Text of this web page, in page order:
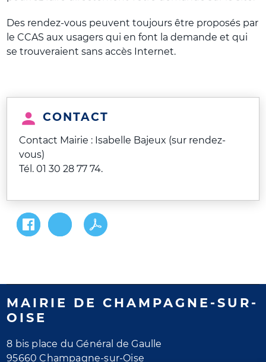
Des rendez-vous peuvent toujours être proposés par
le CCAS aux usagers qui en font la demande et qui
se trouveraient sans accès Internet.
CONTACT
Contact Mairie : Isabelle Bajeux (sur rendez-
vous)
Tél. 01 30 28 77 74.
MAIRIE DE CHAMPAGNE-SUR-
OISE
8 bis place du Général de Gaulle
95660 Champagne-sur-Oise